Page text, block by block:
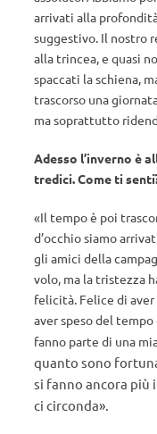
arrivati alla
suggestivo. Il nostro
alla trincea, e quasi
spaccati la schiena,
trascorso una
ma soprattutto
Adesso l’inverno è
tredici. Come ti
«Il tempo è poi
d’occhio siamo
gli amici della
volo, ma la tristezza
felicità. Felice di
aver speso del
fanno parte di una
quanto sono
si fanno ancora più
ci circonda».